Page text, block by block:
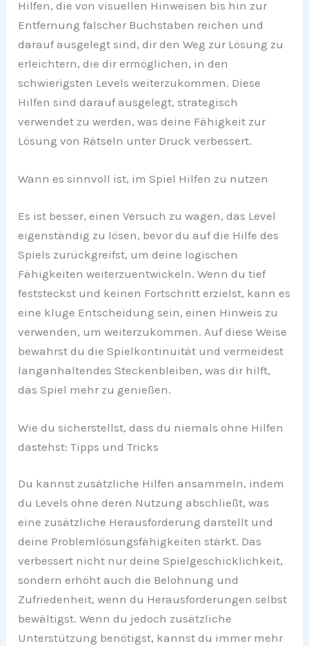
Hilfen, die von visuellen Hinweisen bis hin zur
Entfernung falscher Buchstaben reichen und
darauf ausgelegt sind, dir den Weg zur Lösung zu
erleichtern, die dir ermöglichen, in den
schwierigsten Levels weiterzukommen. Diese
Hilfen sind darauf ausgelegt, strategisch
verwendet zu werden, was deine Fähigkeit zur
Lösung von Rätseln unter Druck verbessert.
Wann es sinnvoll ist, im Spiel Hilfen zu nutzen
Es ist besser, einen Versuch zu wagen, das Level
eigenständig zu lösen, bevor du auf die Hilfe des
Spiels zurückgreifst, um deine logischen
Fähigkeiten weiterzuentwickeln. Wenn du tief
feststeckst und keinen Fortschritt erzielst, kann es
eine kluge Entscheidung sein, einen Hinweis zu
verwenden, um weiterzukommen. Auf diese Weise
bewahrst du die Spielkontinuität und vermeidest
langanhaltendes Steckenbleiben, was dir hilft,
das Spiel mehr zu genießen.
Wie du sicherstellst, dass du niemals ohne Hilfen
dastehst: Tipps und Tricks
Du kannst zusätzliche Hilfen ansammeln, indem
du Levels ohne deren Nutzung abschließt, was
eine zusätzliche Herausforderung darstellt und
deine Problemlösungsfähigkeiten stärkt. Das
verbessert nicht nur deine Spielgeschicklichkeit,
sondern erhöht auch die Belohnung und
Zufriedenheit, wenn du Herausforderungen selbst
bewältigst. Wenn du jedoch zusätzliche
Unterstützung benötigst, kannst du immer mehr